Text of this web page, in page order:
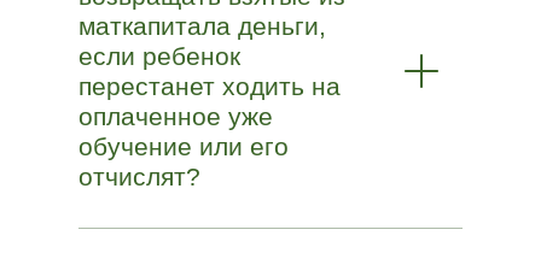
маткапитала деньги,
если ребенок
перестанет ходить на
оплаченное уже
обучение или его
отчислят?